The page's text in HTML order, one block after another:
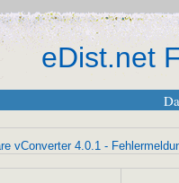
eDist.net
vConverter 4.0.1 -